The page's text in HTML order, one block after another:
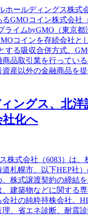
ホールディングス株式会
GMOコイン株式会社
ライムbyGMO（東京都
コインを存続会社と
する吸収合併方式。
品取引業を行ってい
産以外の金融商品を
ングス、北洋
社化へ
株式会社（6083）は、
札幌市、以下HEP社
、株式譲渡契約の締結
建築物などに関する
社の純粋持株会社。
、省エネ診断、耐震